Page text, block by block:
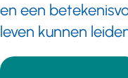
en een
leven kunnen